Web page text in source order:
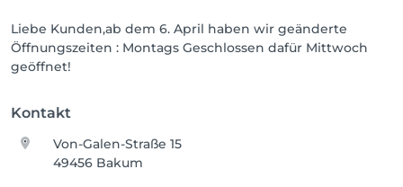
Liebe Kunden,ab dem 6. April haben wir geänderte
Öffnungszeiten : Montags Geschlossen dafür Mittwoch
geöffnet!
Kontakt
Von-Galen-Straße 15
49456 Bakum